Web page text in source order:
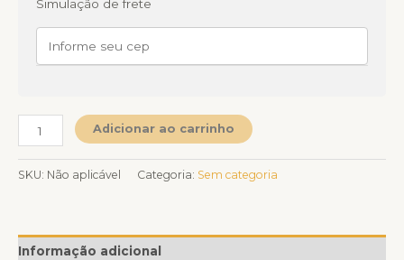
Simulação de frete
Adicionar ao carrinho
SKU: Não aplicável Categoria: Sem categoria
Informação adicional